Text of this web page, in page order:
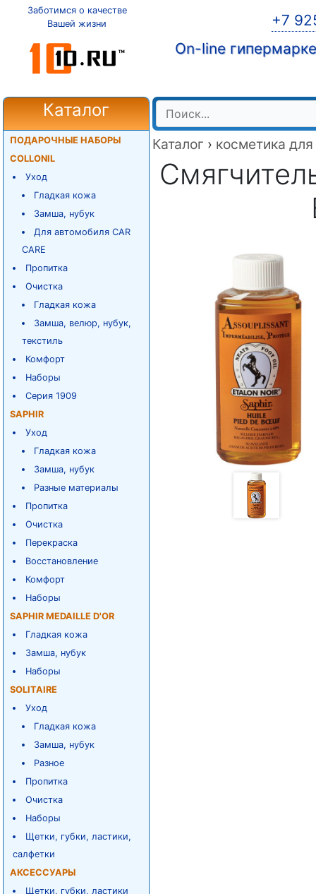
Заботимся о качестве
Вашей жизни
+7
On-line
Каталог
ПОДАРОЧНЫЕ НАБОРЫ
COLLONIL
Уход
Гладкая кожа
Замша, нубук
Для автомобиля CAR
CARE
Пропитка
Очистка
Гладкая кожа
Замша, велюр, нубук,
текстиль
Комфорт
Наборы
Серия 1909
SAPHIR
Уход
Гладкая кожа
Замша, нубук
Разные материалы
Пропитка
Очистка
Перекраска
Восстановление
Комфорт
Наборы
SAPHIR MEDAILLE D'OR
Гладкая кожа
Замша, нубук
Наборы
SOLITAIRE
Уход
Гладкая кожа
Замша, нубук
Разное
Пропитка
Очистка
Наборы
Щетки, губки, ластики,
салфетки
АКСЕССУАРЫ
Щетки, губки, ластики
Каталог › косметика